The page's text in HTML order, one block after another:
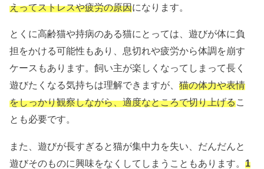
えってストレスや疲労の原因になります。
とくに高齢猫や持病のある猫にとっては、遊びが体に負
担をかける可能性もあり、息切れや疲労から体調を崩す
ケースもあります。飼い主が楽しくなってしまって長く
遊びたくなる気持ちは理解できますが、猫の体力や表情
をしっかり観察しながら、適度なところで切り上げるこ
とも必要です。
また、遊びが長すぎると猫が集中力を失い、だんだんと
遊びそのものに興味をなくしてしまうこともあります。1